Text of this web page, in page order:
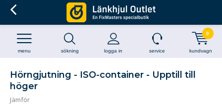
sökning logga in
menu service kundvagn
0
Hörngjutning - ISO-container - Upptill till
höger
Jämför